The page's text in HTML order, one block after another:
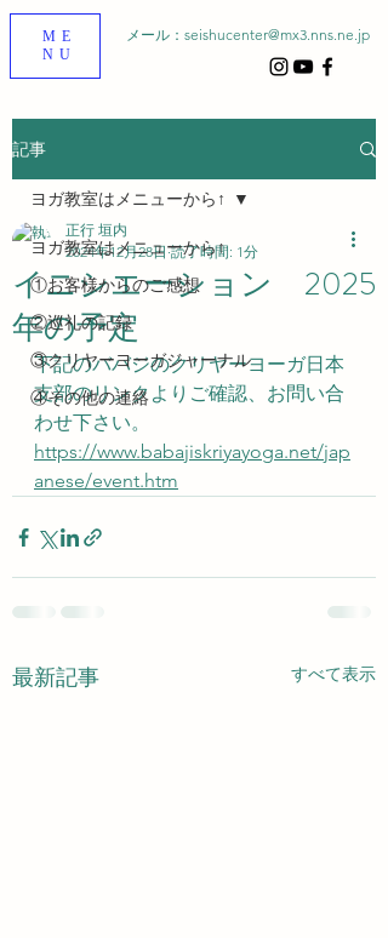
ME
NU
メール： seishucenter@mx3.nns.ne.jp
記事
ヨガ教室はメニューから↑
①お客様からのご感想
②巡礼の記録
③クリヤーヨーガジャーナル
④その他の連絡
ヨガ教室はメニューから↑
イニシエーション 2025
年の予定
正行 垣内
2024年12月28日 読了時間: 1分
下記のババジのクリヤーヨーガ日本
支部のリンクよりご確認、お問い合
わせ下さい。
https://www.babajiskriyayoga.net/jap
anese/event.htm
最新記事 すべて表示